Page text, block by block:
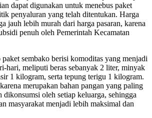
dapat digunakan untuk menebus paket
penyaluran yang telah ditentukan. Harga
jauh lebih murah dari harga pasaran, karena
penuh oleh Pemerintah Kecamatan
sembako berisi komoditas yang menjadi
hari, meliputi beras sebanyak 2 liter, minyak
1 kilogram, serta tepung terigu 1 kilogram.
merupakan bahan pangan yang paling
dikonsumsi oleh setiap keluarga, sehingga
masyarakat menjadi lebih maksimal dan